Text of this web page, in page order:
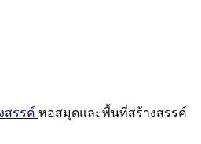
สรรค์ หอสมุดและพื้นที่สร้างสรรค์